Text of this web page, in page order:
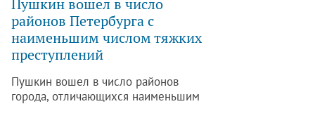
Пушкин вошел в число
районов Петербурга с
наименьшим числом тяжких
преступлений
Пушкин вошел в число районов
города, отличающихся наименьшим